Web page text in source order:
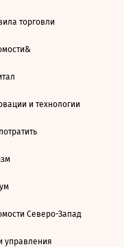
торговли
и технологии
Северо-Запад
управления